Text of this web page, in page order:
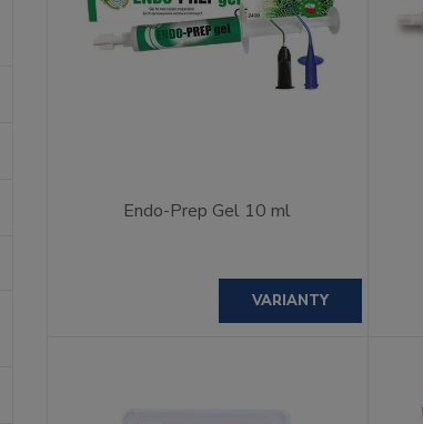
Endo-Prep Gel 10 ml
VARIANTY